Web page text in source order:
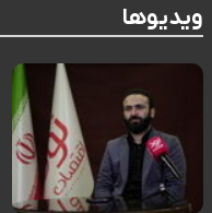
ویدیوها